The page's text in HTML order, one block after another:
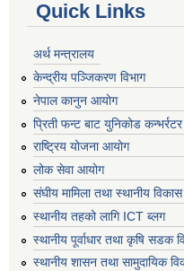
Quick Links
अर्थ मन्त्रालय
केन्द्रीय पञ्जिकरण विभाग
नेपाल कानुन आयोग
प्रिती फन्ट बाट युनिकोड कन्भर्रटर
राष्ट्रिय योजना आयोग
लोक सेवा आयोग
संघीय मामिला तथा स्थानीय
स्थानीय तहको लागि ICT ब्लग
स्थानीय पूर्वाधार तथा कृषि सडक
स्थानीय शासन तथा सामुदायिक